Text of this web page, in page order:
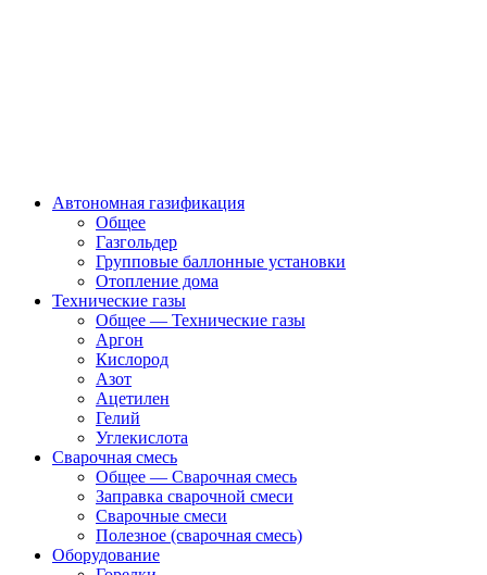
Автономная газификация
Общее
Газгольдер
Групповые баллонные установки
Отопление дома
Технические газы
Общее — Технические газы
Аргон
Кислород
Азот
Ацетилен
Гелий
Углекислота
Сварочная смесь
Общее — Сварочная смесь
Заправка сварочной смеси
Сварочные смеси
Полезное (сварочная смесь)
Оборудование